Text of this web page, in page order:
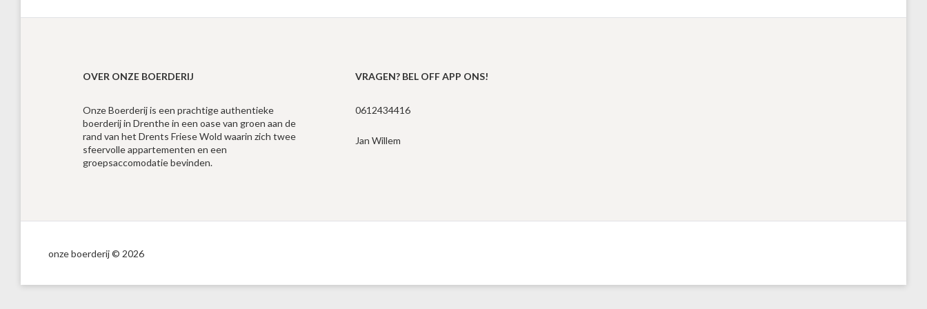
OVER ONZE BOERDERIJ
Onze Boerderij is een prachtige authentieke
boerderij in Drenthe in een oase van groen aan de
rand van het Drents Friese Wold waarin zich twee
sfeervolle appartementen en een
groepsaccomodatie bevinden.
VRAGEN? BEL OFF APP ONS!
0612434416
Jan Willem
onze boerderij © 2026